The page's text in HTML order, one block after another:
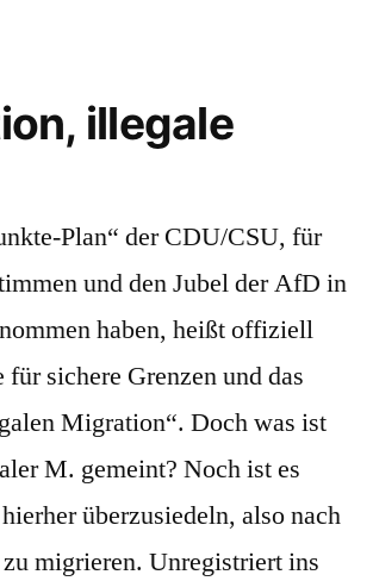
illegale
Plan“ der CDU/CSU, für
und den Jubel der AfD in
haben, heißt offiziell
für sichere Grenzen und das
Migration“. Doch was ist
M. gemeint? Noch ist es
überzusiedeln, also nach
migrieren. Unregistriert ins